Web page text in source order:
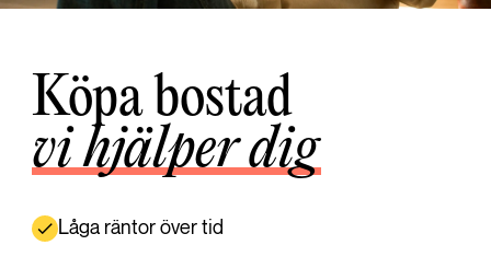
Köpa bostad
vi hjälper dig
Låga räntor över tid